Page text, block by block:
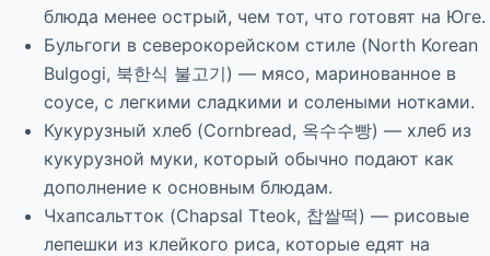
блюда менее острый, чем тот, что готовят на Юге.
Бульгоги в северокорейском стиле (North Korean
Bulgogi, 북한식 불고기) — мясо, маринованное в
соусе, с легкими сладкими и солеными нотками.
Кукурузный хлеб (Cornbread, 옥수수빵) — хлеб из
кукурузной муки, который обычно подают как
дополнение к основным блюдам.
Чхапсальтток (Chapsal Tteok, 찹쌀떡) — рисовые
лепешки из клейкого риса, которые едят на